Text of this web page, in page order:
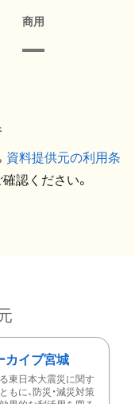
商用
資料提供元の利用条
認ください。
カイブ宮城
東日本大震災に関す
もに、防災・減災対策